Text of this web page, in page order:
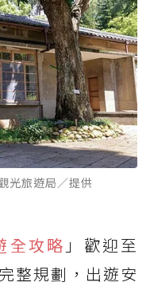
旅遊局／提供
全攻略 」歡迎至
整規劃，出遊安